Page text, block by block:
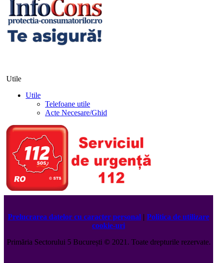
Utile
Utile
Telefoane utile
Acte Necesare/Ghid
Prelucrarea datelor cu caracter personal | Politica de utilizare
cookie-uri
Primăria Sectorului 5 București ©️2021. Toate drepturile rezervate.